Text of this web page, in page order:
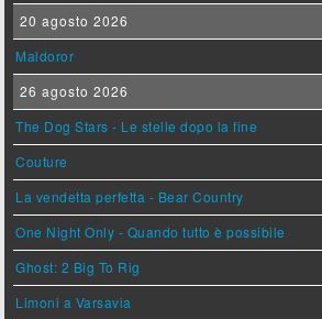
20 agosto 2026
Maldoror
26 agosto 2026
The Dog Stars - Le stelle dopo la fine
Couture
La vendetta perfetta - Bear Country
One Night Only - Quando tutto è possibile
Ghost: 2 Big To Rig
Limoni a Varsavia